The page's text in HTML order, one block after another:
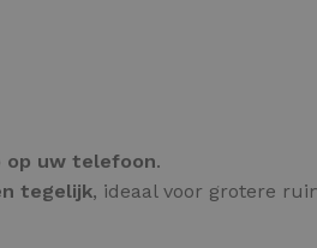
op uw telefoon.
tegelijk, ideaal voor grotere